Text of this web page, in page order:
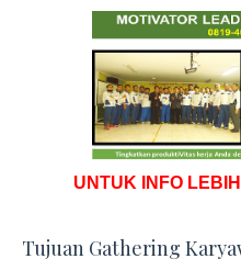
UNTUK INFO
Tujuan Gathering